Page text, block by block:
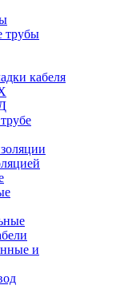
трубы
кабеля
и